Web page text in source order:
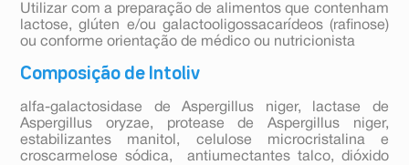
Utilizar com a preparação de alimentos que contenham
lactose, glúten e/ou galactooligossacarídeos (rafinose)
ou conforme orientação de médico ou nutricionista
Composição de Intoliv
alfa-galactosidase de Aspergillus niger, lactase de
Aspergillus oryzae, protease de Aspergillus niger,
estabilizantes manitol, celulose microcristalina e
croscarmelose sódica, antiumectantes talco, dióxido